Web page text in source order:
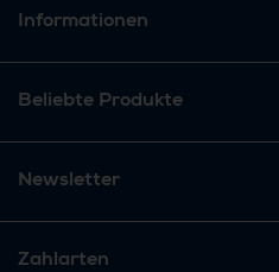
Informationen
Beliebte Produkte
Newsletter
Zahlarten